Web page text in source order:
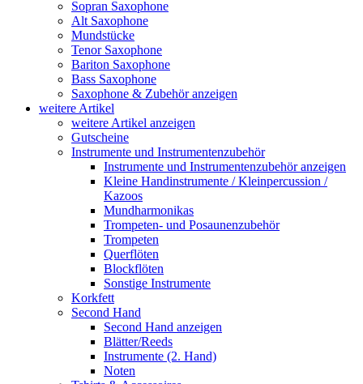
Sopran Saxophone
Alt Saxophone
Mundstücke
Tenor Saxophone
Bariton Saxophone
Bass Saxophone
Saxophone & Zubehör anzeigen
weitere Artikel
weitere Artikel anzeigen
Gutscheine
Instrumente und Instrumentenzubehör
Instrumente und Instrumentenzubehör anzeigen
Kleine Handinstrumente / Kleinpercussion /
Kazoos
Mundharmonikas
Trompeten- und Posaunenzubehör
Trompeten
Querflöten
Blockflöten
Sonstige Instrumente
Korkfett
Second Hand
Second Hand anzeigen
Blätter/Reeds
Instrumente (2. Hand)
Noten